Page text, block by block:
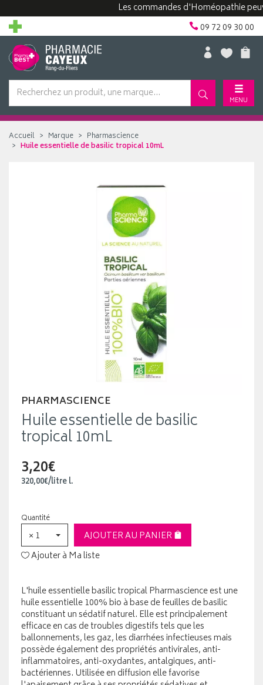
Les commandes d'Homéopathie
09 72 09 30 00
MENU
Accueil Marque
Pharmascience
Huile essentielle de basilic tropical 10mL
PHARMASCIENCE
Huile essentielle de basilic
tropical 10mL
3,20€
320,00€/litrel.
Quantité
× 1
AJOUTER AU PANIER
Ajouter à Ma liste
L'huile essentielle basilic tropical Pharmascience est une
huile essentielle 100% bio à base de feuilles de basilic
constituant un sédatif naturel. Elle est principalement
efficace en cas de troubles digestifs tels que les
ballonnements, les gaz, les diarrhées infectieuses mais
possède également des propriétés antivirales, anti-
inflammatoires, anti-oxydantes, antalgiques, anti-
bactériennes. Utilisée en diffusion elle favorise